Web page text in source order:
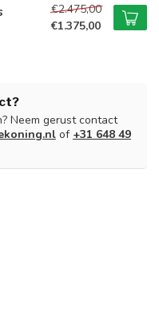
€2.475,00
€1.375,00
Neem gerust contact
of +31 648 49